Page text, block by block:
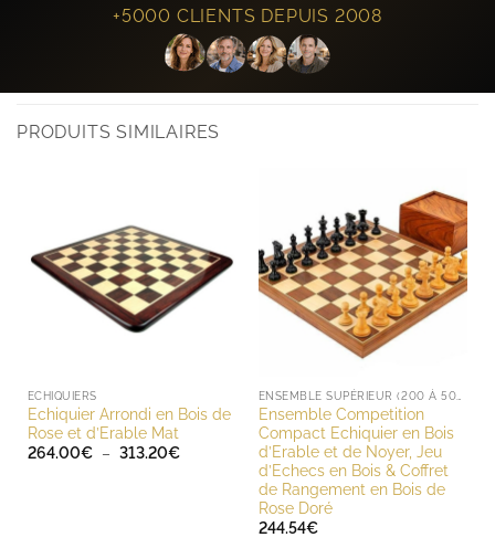
+5000 CLIENTS DEPUIS 2008
PRODUITS SIMILAIRES
ECHIQUIERS
Echiquier Arrondi en Bois de
Rose et d’Erable Mat
264.00€ – 313.20€Plage
Ensemble Competition
Compact Echiquier en Bois
d’Erable et de Noyer, Jeu
d’Echecs en Bois & Coffret
de Rangement en Bois de
Rose Doré
244.54€